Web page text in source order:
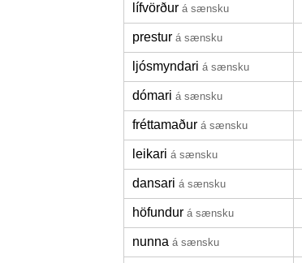
lífvörður á sænsku
prestur á sænsku
ljósmyndari á sænsku
dómari á sænsku
fréttamaður á sænsku
leikari á sænsku
dansari á sænsku
höfundur á sænsku
nunna á sænsku